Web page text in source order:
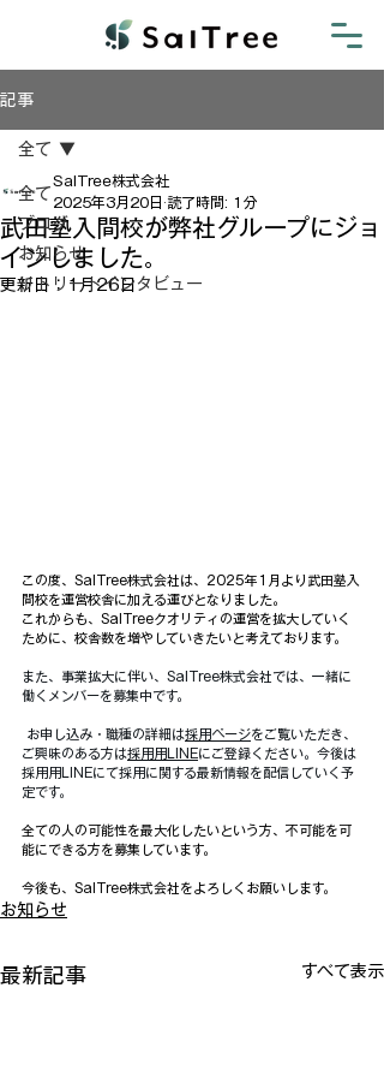
記事
全て
ブログ
お知らせ
リトリートインタビュー
全て
武田塾入間校が弊社グループにジョ
インしました。
SalTree株式会社
2025年3月20日 読了時間: 1分
更新日： 1月26日
この度、SalTree株式会社は、2025年1月より武田塾入
間校を運営校舎に加える運びとなりました。
これからも、SalTreeクオリティの運営を拡大していく
ために、校舎数を増やしていきたいと考えております。
また、事業拡大に伴い、SalTree株式会社では、一緒に
働くメンバーを募集中です。
お申し込み・職種の詳細は採用ページをご覧いただき、
ご興味のある方は採用用LINEにご登録ください。今後は
採用用LINEにて採用に関する最新情報を配信していく予
定です。
全ての人の可能性を最大化したいという方、不可能を可
能にできる方を募集しています。
今後も、SalTree株式会社をよろしくお願いします。
お知らせ
最新記事 すべて表示